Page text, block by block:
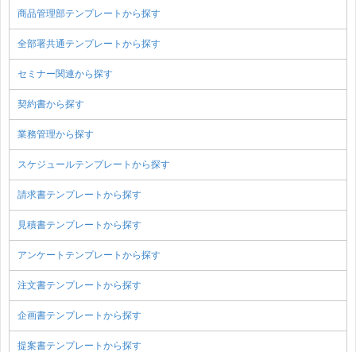
商品管理部テンプレートから探す
全部署共通テンプレートから探す
セミナー関連から探す
契約書から探す
業務管理から探す
スケジュールテンプレートから探す
請求書テンプレートから探す
見積書テンプレートから探す
アンケートテンプレートから探す
注文書テンプレートから探す
企画書テンプレートから探す
提案書テンプレートから探す